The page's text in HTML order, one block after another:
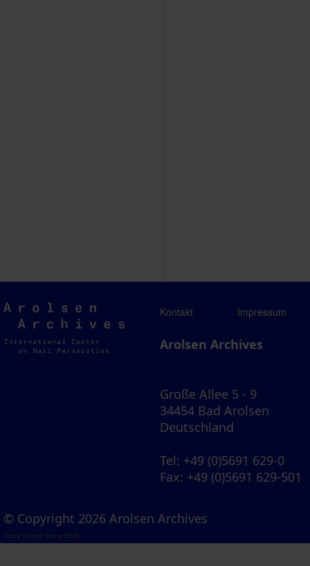
Arolsen
Archives
Kontakt Impressum
Arolsen Archives
Große Allee 5 - 9
34454 Bad Arolsen
Deutschland
Tel: +49 (0)5691 629-0
Fax: +49 (0)5691 629-501
© Copyright 2026 Arolsen Archives
Visual Library Server 2026